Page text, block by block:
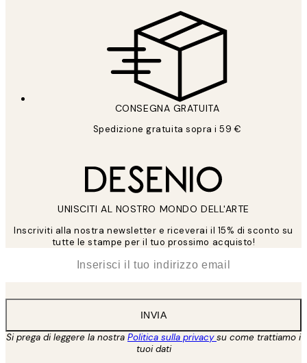
CONSEGNA GRATUITA
Spedizione gratuita sopra i 59 €
UNISCITI AL NOSTRO MONDO DELL'ARTE
Inscriviti alla nostra newsletter e riceverai il 15% di sconto su
tutte le stampe per il tuo prossimo acquisto!
INVIA
Si prega di leggere la nostra Politica sulla privacysu come trattiamo i
tuoi dati